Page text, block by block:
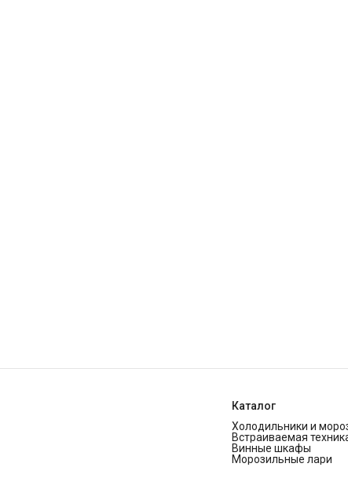
Каталог
Холодильники и
Встраиваемая
Винные шкафы
Морозильные лари